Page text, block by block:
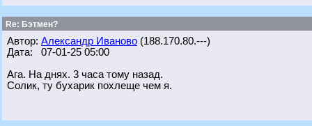
Re: Бэтмен?
Автор: Александр Иваново (188.170.80.---)
Дата: 07-01-25 05:00
Ага. На днях. 3 часа тому назад.
Солик, ту бухарик похлеще чем я.